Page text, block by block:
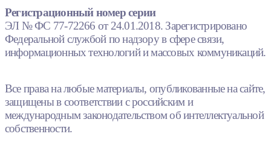
Регистрационный номер серии
ЭЛ № ФС 77-72266 от 24.01.2018. Зарегистрировано
Федеральной службой по надзору в сфере связи,
информационных технологий и массовых коммуникаций.
Все права на любые материалы, опубликованные на сайте,
защищены в соответствии с российским и
международным законодательством об интеллектуальной
собственности.